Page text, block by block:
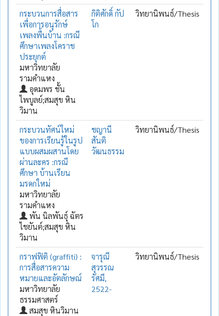
กระบวนการสื่อสาร
เพื่อการอนุรักษ์
เพลงพื้นบ้าน :กรณี
ศึกษาเพลงโคราช
ประยุกต์
มหาวิทยาลัย
รามคำแหง
อุดมพร ชั้น
ไพบูลย์;สมสุข หิน
วิมาน
กิติศักดิ์ กัป
โก
วิทยานิพนธ์/Thesis
กระบวนทัศน์ใหม่
ของการเรียนรู้ในรูป
แบบผสมผสานโดย
ผ่านละคร :กรณี
ศึกษา บ้านเรียน
มรดกใหม่
มหาวิทยาลัย
รามคำแหง
พัน นิลพันธุ์ ฉัตร
ไชยันต์;สมสุข หิน
วิมาน
ชญานี
สันติ
วัฒนธรรม
วิทยานิพนธ์/Thesis
กราฟฟิติ (graffiti) :
การสื่อสารความ
หมายและอัตลักษณ์
มหาวิทยาลัย
ธรรมศาสตร์
สมสุข หินวิมาน
จารุณี
สุวรรณ
รัศมี,
2522-
วิทยานิพนธ์/Thesis